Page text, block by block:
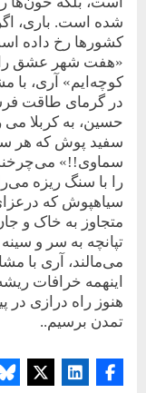
شده‌ است. باری،
کشورها رخ داده
«هفت شهر عشق را
کوچه‌ایم» آری، با
در گرمای طاقت
حسین، به کربلا می
سفید پوش که هر
سماوی!!»
را با سنگ ریزه
سیاهپوش که
متجاوز به خاک و
تپانچه به ‌سر و
می‌مالند، آری با
اینهمه خرافات
هنوز راه درازی در
تمدن برسیم..